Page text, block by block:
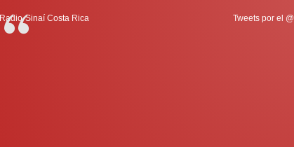
Radio-Sinaí Costa Rica Tweets por el